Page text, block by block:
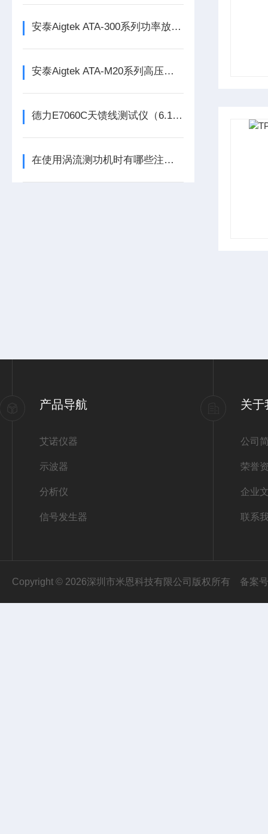
安泰Aigtek ATA-300系列功率放大器
安泰Aigtek ATA-M20系列高压放大模块
德力E7060C天馈线测试仪（6.1GHz）
在使用涡流测功机时有哪些注意事项需要注意呢
产品导航
艾诺仪器
示波器
分析仪
信号发生器
关于
公司
荣誉
企业
联系
Copyright © 2026深圳市米恩科技有限公司版权所有 备案